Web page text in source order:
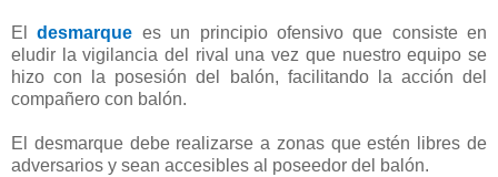
Eldesmarque es un principio ofensivo que consiste en
eludir la vigilancia del rival una vez que nuestro equipo se
hizo con la posesión del balón, facilitando la acción del
compañero con balón.
El desmarque debe realizarse a zonas que estén libres de
adversarios y sean accesibles al poseedor del balón.